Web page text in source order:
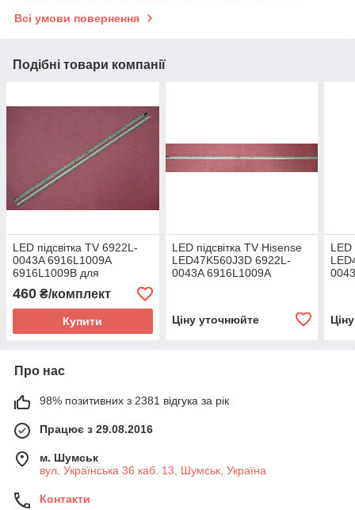
Всі умови повернення
Подібні товари компанії
LED підсвітка TV 6922L-
0043A 6916L1009A
6916L1009B для
LED47K560J3D Original
460 ₴/комплект
Купити
LED підсвітка TV Hisense
LED47K560J3D 6922L-
0043A 6916L1009A
Ціну уточнюйте
LED
Про нас
98% позитивних з 2381 відгука за рік
Працює з 29.08.2016
м. Шумськ
вул. Українська 36 каб. 13, Шумськ, Україна
Контакти